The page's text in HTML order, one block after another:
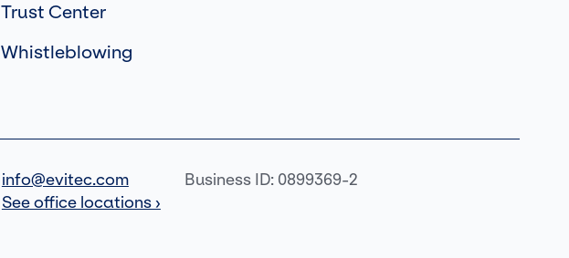
Trust Center
Whistleblowing
info@evitec.com
See office locations ›
Business ID: 0899369-2